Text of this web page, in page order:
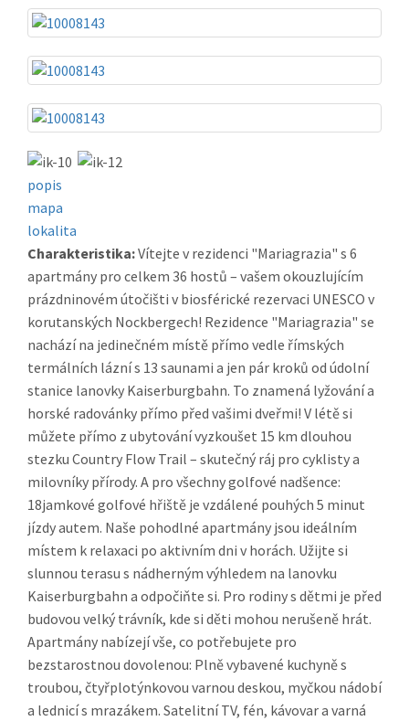
popis
mapa
lokalita
Charakteristika:Vítejte v rezidenci "Mariagrazia" s 6
apartmány pro celkem 36 hostů – vašem okouzlujícím
prázdninovém útočišti v biosférické rezervaci UNESCO v
korutanských Nockbergech! Rezidence "Mariagrazia" se
nachází na jedinečném místě přímo vedle římských
termálních lázní s 13 saunami a jen pár kroků od údolní
stanice lanovky Kaiserburgbahn. To znamená lyžování a
horské radovánky přímo před vašimi dveřmi! V létě si
můžete přímo z ubytování vyzkoušet 15 km dlouhou
stezku Country Flow Trail – skutečný ráj pro cyklisty a
milovníky přírody. A pro všechny golfové nadšence:
18jamkové golfové hřiště je vzdálené pouhých 5 minut
jízdy autem. Naše pohodlné apartmány jsou ideálním
místem k relaxaci po aktivním dni v horách. Užijte si
slunnou terasu s nádherným výhledem na lanovku
Kaiserburgbahn a odpočiňte si. Pro rodiny s dětmi je před
budovou velký trávník, kde si děti mohou nerušeně hrát.
Apartmány nabízejí vše, co potřebujete pro
bezstarostnou dovolenou: Plně vybavené kuchyně s
troubou, čtyřplotýnkovou varnou deskou, myčkou nádobí
a lednicí s mrazákem. Satelitní TV, fén, kávovar a varná